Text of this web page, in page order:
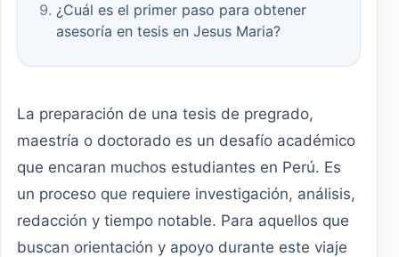
¿Cuál es el primer paso para obtener
asesoría en tesis en Jesus Maria?
La preparación de una tesis de pregrado,
maestría o doctorado es un desafío académico
que encaran muchos estudiantes en Perú. Es
un proceso que requiere investigación, análisis,
redacción y tiempo notable. Para aquellos que
buscan orientación y apoyo durante este viaje